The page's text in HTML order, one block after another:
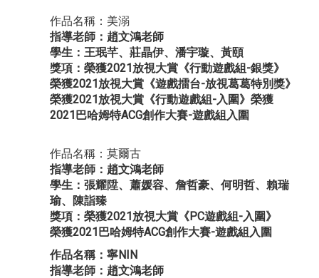
作品名稱：美溺
指導老師：趙文鴻老師
學生：王珉芊、莊晶伊、潘宇璇、黃頤
獎項：榮獲2021放視大賞《行動遊戲組-銀獎》
榮獲2021放視大賞《遊戲擂台-放視葛葛特別獎》
榮獲2021放視大賞《行動遊戲組-入圍》榮獲
2021巴哈姆特ACG創作大賽-遊戲組入圍
作品名稱：莫爾古
指導老師：趙文鴻老師
學生：張耀陞、蕭媛容、詹哲豪、何明哲、賴瑞
瑜、陳詣臻
獎項：榮獲2021放視大賞《PC遊戲組-入圍》
榮獲2021巴哈姆特ACG創作大賽-遊戲組入圍
作品名稱：寧NIN
指導老師：趙文鴻老師